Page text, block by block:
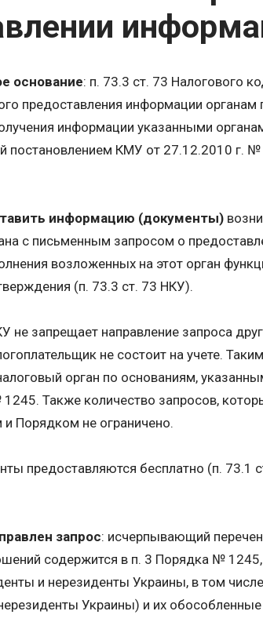
основание: п. 73.3 ст. 73 Налогового
предоставления информации органам
информации указанными
постановлением КМУ от 27.12.2010 г.
информацию (документы)
с письменным запросом о
возложенных на этот орган
(п. 73.3 ст. 73 НКУ).
не запрещает направление запроса
не состоит на учете.
орган по основаниям,
Также количество запросов,
Порядком не ограничено.
предоставляются бесплатно (п. 73.1
запрос: исчерпывающий
содержится в п. 3 Порядка № 1245,
и нерезиденты Украины, в том
Украины) и их обособленные